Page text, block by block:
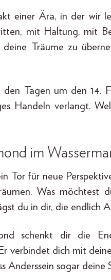
einer Ära, in der wir
mit Haltung, mit
Träume zu
den Tagen um den 14.
Handeln verlangt.
im
Tor für neue
Was möchtest
du in dir, die endlich
schenkt dir die
verbindet dich mit
Anderssein sogar deine